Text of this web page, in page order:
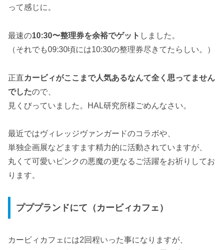
って感じに。
最速の10:30〜整理券を余裕でゲット しました。
（それでも09:30頃には10:30の整理券尽きてたらしい。）
正直カービィがここまで人気あるなんて全く思ってません
でしたので、
見くびっていました。HAL研究所様ごめんなさい。
最近ではヴィレッジヴァンガードのコラボや、
単独企画展などますます精力的に活動されていますが、
丸くて可愛いピンクの悪魔の更なるご活躍をお祈りしてお
ります。
プププランドにて（カービィカフェ）
カービィカフェには2回程いった事になりますが、